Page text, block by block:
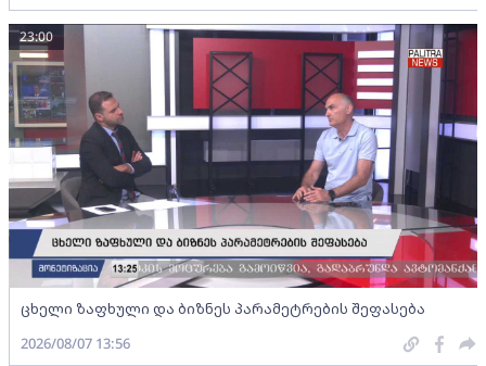
ცხელი ზაფხული და ბიზნეს პარამეტრების შეფასება
23:00
2026/08/07 13:56